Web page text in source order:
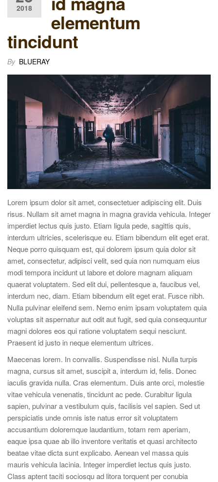
2018
elementum
tincidunt
By BLUERAY
Lorem ipsum dolor sit amet, consectetuer adipiscing elit. Duis
risus. Nullam sit amet magna in magna gravida vehicula. Integer
imperdiet lectus quis justo. Etiam ligula pede, sagittis quis,
interdum ultricies, scelerisque eu. Etiam bibendum elit eget erat.
Neque porro quisquam est, qui dolorem ipsum quia dolor sit
amet, consectetur, adipisci velit, sed quia non numquam eius
modi tempora incidunt ut labore et dolore magnam aliquam
quaerat voluptatem. Sed elit dui, pellentesque a, faucibus vel,
interdum nec, diam. Etiam bibendum elit eget erat. Fusce nibh.
Nulla pulvinar eleifend sem. Nemo enim ipsam voluptatem quia
voluptas sit aspernatur aut odit aut fugit, sed quia consequuntur
magni dolores eos qui ratione voluptatem sequi nesciunt.
Praesent id justo in neque elementum ultrices.
Maecenas lorem. In convallis. Suspendisse nisl. Nulla turpis
magna, cursus sit amet, suscipit a, interdum id, felis. Donec
iaculis gravida nulla. Cras elementum. Duis ante orci, molestie
vitae vehicula venenatis, tincidunt ac pede. Curabitur ligula
sapien, pulvinar a vestibulum quis, facilisis vel sapien. Sed ut
perspiciatis unde omnis iste natus error sit voluptatem
accusantium doloremque laudantium, totam rem aperiam,
eaque ipsa quae ab illo inventore veritatis et quasi architecto
beatae vitae dicta sunt explicabo. Aenean vel massa quis
mauris vehicula lacinia. Integer imperdiet lectus quis justo.
Class aptent taciti sociosqu ad litora torquent per conubia